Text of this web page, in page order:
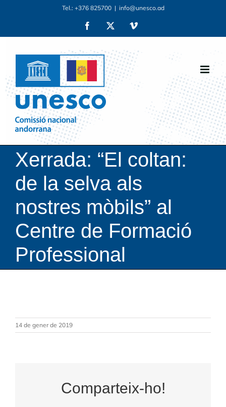
content
Tel.: +376 825700 | info@unesco.ad
Facebook Vimeo
Xerrada: “El coltan:
de la selva als
nostres mòbils” al
Centre de Formació
Professional
14 de gener de 2019
Comparteix-ho!